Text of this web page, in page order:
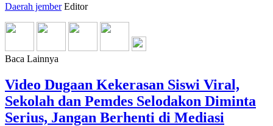
Daerah jember Editor
Baca Lainnya
Video Dugaan Kekerasan Siswi Viral,
Sekolah dan Pemdes Selodakon Diminta
Serius, Jangan Berhenti di Mediasi